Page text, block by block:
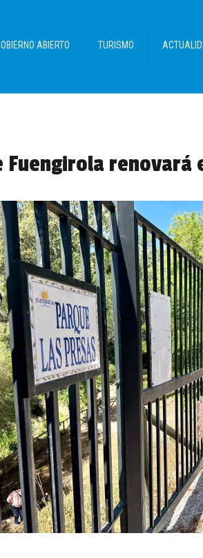
ABIERTO TURISMO
renovará